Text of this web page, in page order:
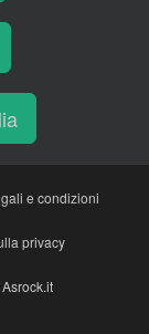
e condizioni
privacy